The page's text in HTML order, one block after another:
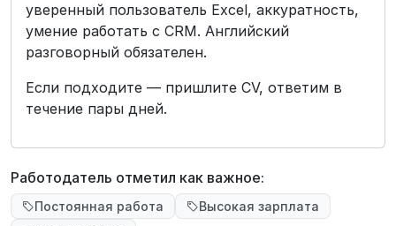
уверенный пользователь Excel, аккуратность,
умение работать с CRM. Английский
разговорный обязателен.
Если подходите — пришлите CV, ответим в
течение пары дней.
Работодатель отметил как важное:
Постоянная работа
Высокая зарплата